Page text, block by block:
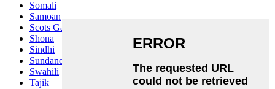
Somali
Samoan
Scots Gaelic
Shona
Sindhi
Sundanese
Swahili
Tajik